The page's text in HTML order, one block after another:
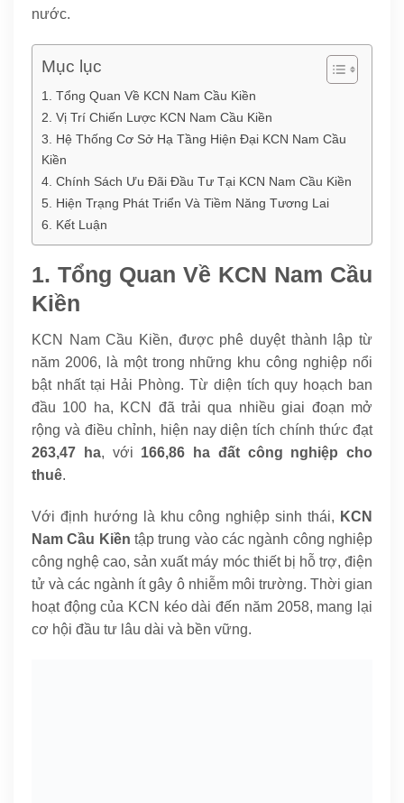
nước.
Mục lục
1. Tổng Quan Về KCN Nam Cầu Kiền
2. Vị Trí Chiến Lược KCN Nam Cầu Kiền
3. Hệ Thống Cơ Sở Hạ Tầng Hiện Đại KCN Nam Cầu
Kiền
4. Chính Sách Ưu Đãi Đầu Tư Tại KCN Nam Cầu Kiền
5. Hiện Trạng Phát Triển Và Tiềm Năng Tương Lai
6. Kết Luận
1. Tổng Quan Về KCN Nam Cầu
Kiền
KCN Nam Cầu Kiền, được phê duyệt thành lập từ
năm 2006, là một trong những khu công nghiệp nổi
bật nhất tại Hải Phòng. Từ diện tích quy hoạch ban
đầu 100 ha, KCN đã trải qua nhiều giai đoạn mở
rộng và điều chỉnh, hiện nay diện tích chính thức đạt
263,47 ha, với 166,86 ha đất công nghiệp cho
thuê.
Với định hướng là khu công nghiệp sinh thái, KCN
Nam Cầu Kiền tập trung vào các ngành công nghiệp
công nghệ cao, sản xuất máy móc thiết bị hỗ trợ, điện
tử và các ngành ít gây ô nhiễm môi trường. Thời gian
hoạt động của KCN kéo dài đến năm 2058, mang lại
cơ hội đầu tư lâu dài và bền vững.